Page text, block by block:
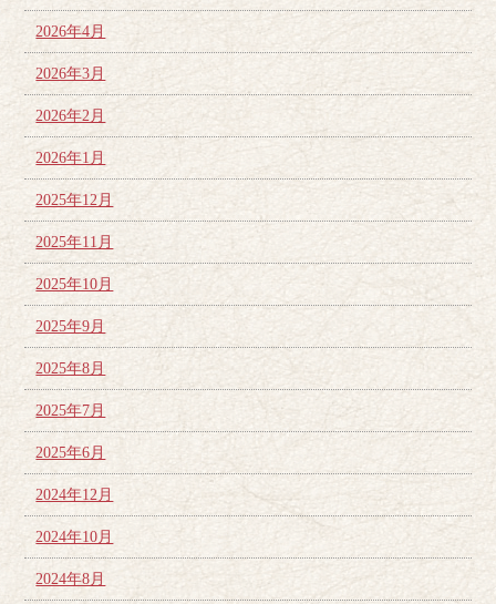
2026年4月
2026年3月
2026年2月
2026年1月
2025年12月
2025年11月
2025年10月
2025年9月
2025年8月
2025年7月
2025年6月
2024年12月
2024年10月
2024年8月